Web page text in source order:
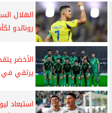
الهلال
رونالدو
الأخضر
يرتقي في
استبعاد